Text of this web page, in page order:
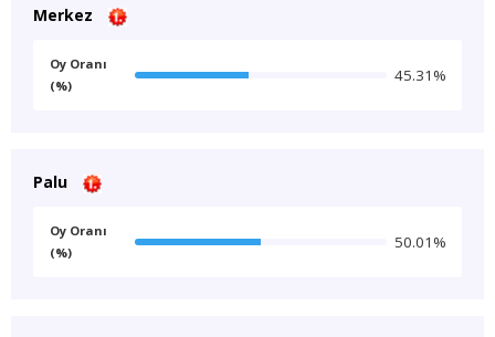
Merkez
Oy Oranı
(%)
45.31%
Palu
Oy Oranı
(%)
50.01%